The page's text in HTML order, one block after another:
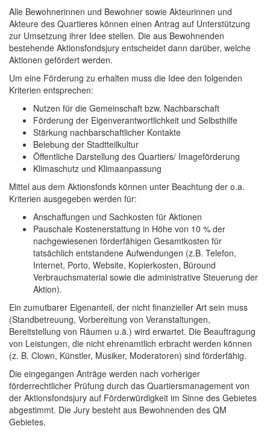
Alle Bewohnerinnen und Bewohner sowie Akteurinnen und
Akteure des Quartieres können einen Antrag auf Unterstützung
zur Umsetzung ihrer Idee stellen. Die aus Bewohnenden
bestehende Aktionsfondsjury entscheidet dann darüber, welche
Aktionen gefördert werden.
Um eine Förderung zu erhalten muss die Idee den folgenden
Kriterien entsprechen:
Nutzen für die Gemeinschaft bzw. Nachbarschaft
Förderung der Eigenverantwortlichkeit und Selbsthilfe
Stärkung nachbarschaftlicher Kontakte
Belebung der Stadtteilkultur
Öffentliche Darstellung des Quartiers/ Imageförderung
Klimaschutz und Klimaanpassung
Mittel aus dem Aktionsfonds können unter Beachtung der o.a.
Kriterien ausgegeben werden für:
Anschaffungen und Sachkosten für Aktionen
Pauschale Kostenerstattung in Höhe von 10 % der
nachgewiesenen förderfähigen Gesamtkosten für
tatsächlich entstandene Aufwendungen (z.B. Telefon,
Internet, Porto, Website, Kopierkosten, Büround
Verbrauchsmaterial sowie die administrative Steuerung der
Aktion).
Ein zumutbarer Eigenanteil, der nicht finanzieller Art sein muss
(Standbetreuung, Vorbereitung von Veranstaltungen,
Bereitstellung von Räumen u.ä.) wird erwartet. Die Beauftragung
von Leistungen, die nicht ehrenamtlich erbracht werden können
(z. B. Clown, Künstler, Musiker, Moderatoren) sind förderfähig.
Die eingegangen Anträge werden nach vorheriger
förderrechtlicher Prüfung durch das Quartiersmanagement von
der Aktionsfondsjury auf Förderwürdigkeit im Sinne des Gebietes
abgestimmt. Die Jury besteht aus Bewohnenden des QM
Gebietes.